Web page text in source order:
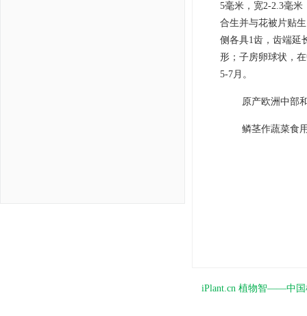
5毫米，宽2-2.3毫
合生并与花被片贴
侧各具1齿，齿端延
形；子房卵球状，
5-7月。
原产欧洲中部
鳞茎作蔬菜食
iPlant.cn 植物智——中国